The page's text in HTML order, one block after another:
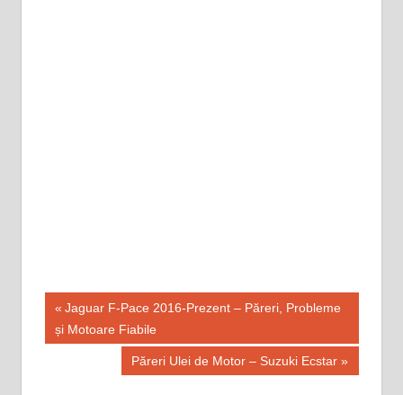
Navigare
în
articole
Previous
Post:
Jaguar F-Pace 2016-Prezent – Păreri, Probleme
și Motoare Fiabile
Next
Păreri Ulei de Motor – Suzuki Ecstar